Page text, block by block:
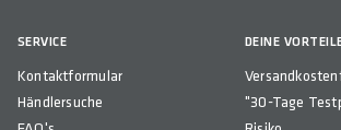
SERVICE
Kontaktformular
Händlersuche
DEINE
"30-Tage